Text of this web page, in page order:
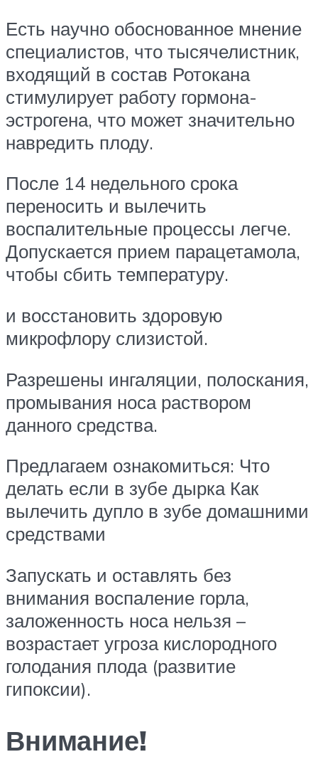
Есть научно обоснованное мнение
специалистов, что тысячелистник,
входящий в состав Ротокана
стимулирует работу гормона-
эстрогена, что может значительно
навредить плоду.
После 14 недельного срока
переносить и вылечить
воспалительные процессы легче.
Допускается прием парацетамола,
чтобы сбить температуру.
и восстановить здоровую
микрофлору слизистой.
Разрешены ингаляции, полоскания,
промывания носа раствором
данного средства.
Предлагаем ознакомиться: Что
делать если в зубе дырка Как
вылечить дупло в зубе домашними
средствами
Запускать и оставлять без
внимания воспаление горла,
заложенность носа нельзя –
возрастает угроза кислородного
голодания плода (развитие
гипоксии).
Внимание!